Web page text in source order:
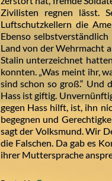
Zivilisten regnen lässt.
Luftschutzkellern die
Ebenso
Land von der Wehrmacht
Stalin unterzeichnet
konnten. „Was meint ihr,
sind schon so groß.“ Und
Hass ist giftig.
gegen Hass hilft, ist, ihn
begegnen und
sagt der Volksmund. Wir
die Falschen. Da gab es
ihrer Muttersprache